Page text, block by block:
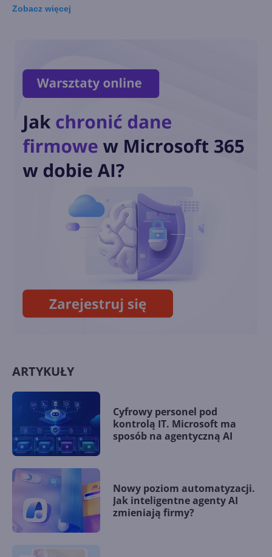
Windows 11 staje się
platformą dla AI i agentów.
Nowości na Ignite 2025
Recall - flagowa funkcja AI w
Windows 11 w końcu wydana
Zobacz więcej
ARTYKUŁY
Cyfrowy personel pod
kontrolą IT. Microsoft ma
sposób na agentyczną AI
Nowy poziom automatyzacji.
Jak inteligentne agenty AI
zmieniają firmy?